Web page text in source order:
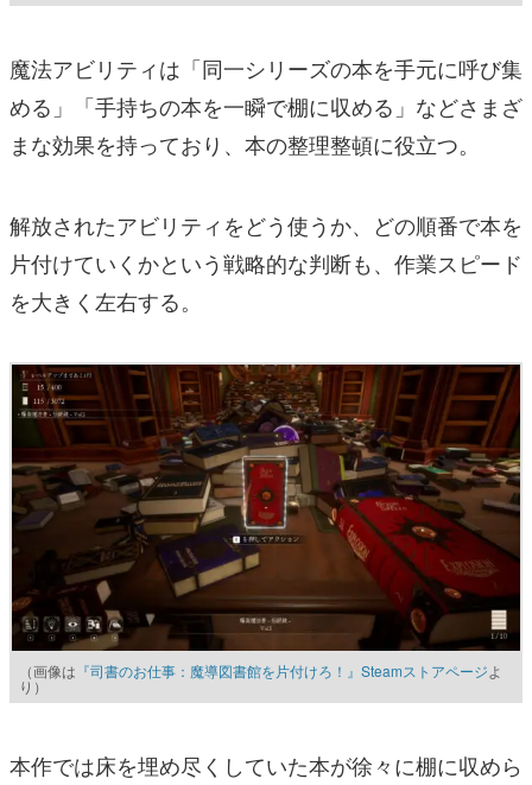
魔法アビリティは「同一シリーズの本を手元に呼び集
める」「手持ちの本を一瞬で棚に収める」などさまざ
まな効果を持っており、本の整理整頓に役立つ。
解放されたアビリティをどう使うか、どの順番で本を
片付けていくかという戦略的な判断も、作業スピード
を大きく左右する。
（画像は 『司書のお仕事：魔導図書館を片付けろ！』Steamストアページよ
り）
本作では床を埋め尽くしていた本が徐々に棚に収めら